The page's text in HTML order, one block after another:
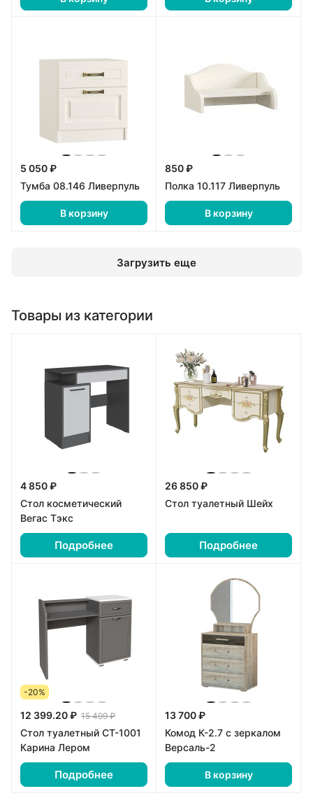
5 050 ₽
Тумба 08.146 Ливерпуль
В корзину
850 ₽
Полка 10.117 Ливерпуль
В корзину
Загрузить еще
Товары из категории
4 850 ₽
Стол косметический
Вегас Тэкс
Подробнее
26 850 ₽
Стол туалетный Шейх
Подробнее
-20%
12 399.20 ₽ 15 499 ₽
Стол туалетный СТ-1001
Карина Лером
Подробнее
13 700 ₽
Комод К-2.7 с зеркалом
Версаль-2
В корзину